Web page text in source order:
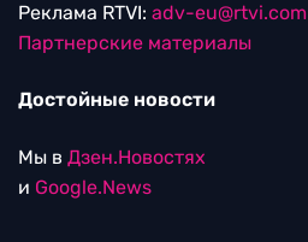
Реклама RTVI: adv-eu@rtvi.com
Партнерские материалы
Достойные новости
Мы в Дзен.Новостях
и Google.News